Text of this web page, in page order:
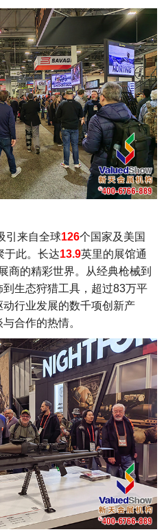
来自全球126个国家及美国
于此。长达13.9英里的展馆通
商的精彩世界。从经典枪械到
生态狩猎工具，超过83万平
行业发展的数千项创新产
合作的热情。